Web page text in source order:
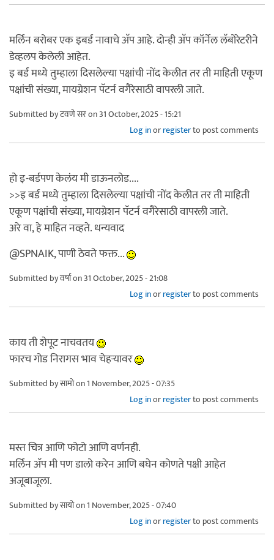
मर्लिन बरोबर एक इबर्ड नावाचे अ‍ॅप आहे. दोन्ही अ‍ॅप कॉर्नेल लॅबोरेटरीने
डेव्हलप केलेली आहेत.
इ बर्ड मध्ये तुम्हाला दिसलेल्या पक्षांची नोंद केलीत तर ती माहिती एकूण
पक्षांची संख्या, मायग्रेशन पॅटर्न वगैरेसाठी वापरली जाते.
Submitted byटवणे सरon 31 October, 2025 - 15:21
Log inorregisterto post comments
हो इ-बर्डपण केलंय मी डाऊनलोड....
>>इ बर्ड मध्ये तुम्हाला दिसलेल्या पक्षांची नोंद केलीत तर ती माहिती
एकूण पक्षांची संख्या, मायग्रेशन पॅटर्न वगैरेसाठी वापरली जाते.
अरे वा, हे माहित नव्हते. धन्यवाद
@SPNAIK, पाणी ठेवते फक्त...
Submitted byवर्षाon 31 October, 2025 - 21:08
Log inorregisterto post comments
काय ती शेपूट नाचवतय
फारच गोड निरागस भाव चेहर्‍यावर
Submitted byसामोon 1 November, 2025 - 07:35
Log inorregisterto post comments
मस्त चित्र आणि फोटो आणि वर्णनही.
मर्लिन अ‍ॅप मी पण डालो करेन आणि बघेन कोणते पक्षी आहेत
अजूबाजूला.
Submitted byसायोon 1 November, 2025 - 07:40
Log inorregisterto post comments